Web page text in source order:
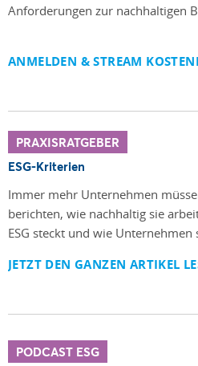
Anforderungen zur nachhaltigen
ANMELDEN & STREAM
PRAXISRATGEBER
ESG-Kriterien
Immer mehr Unternehmen
berichten, wie nachhaltig sie
ESG steckt und wie
JETZT DEN GANZEN ARTIKEL
PODCAST ESG